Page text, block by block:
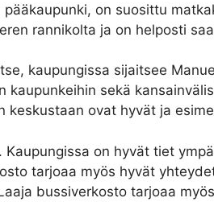
on suosittu
rannikolta ja on helposti
kaupungissa sijaitsee
sekä
ovat hyvät ja
on hyvät tiet
tarjoaa myös hyvät
bussiverkosto tarjoaa